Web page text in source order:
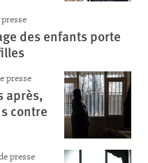
des enfants porte
presse
après,
contre
presse